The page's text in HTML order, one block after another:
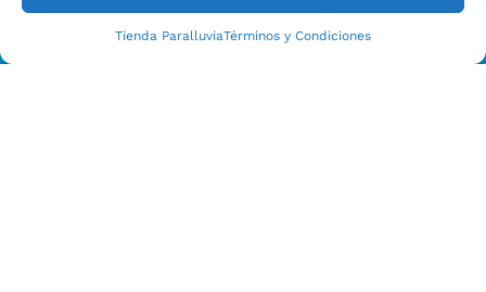
Tienda ParalluviaTérminos y Condiciones